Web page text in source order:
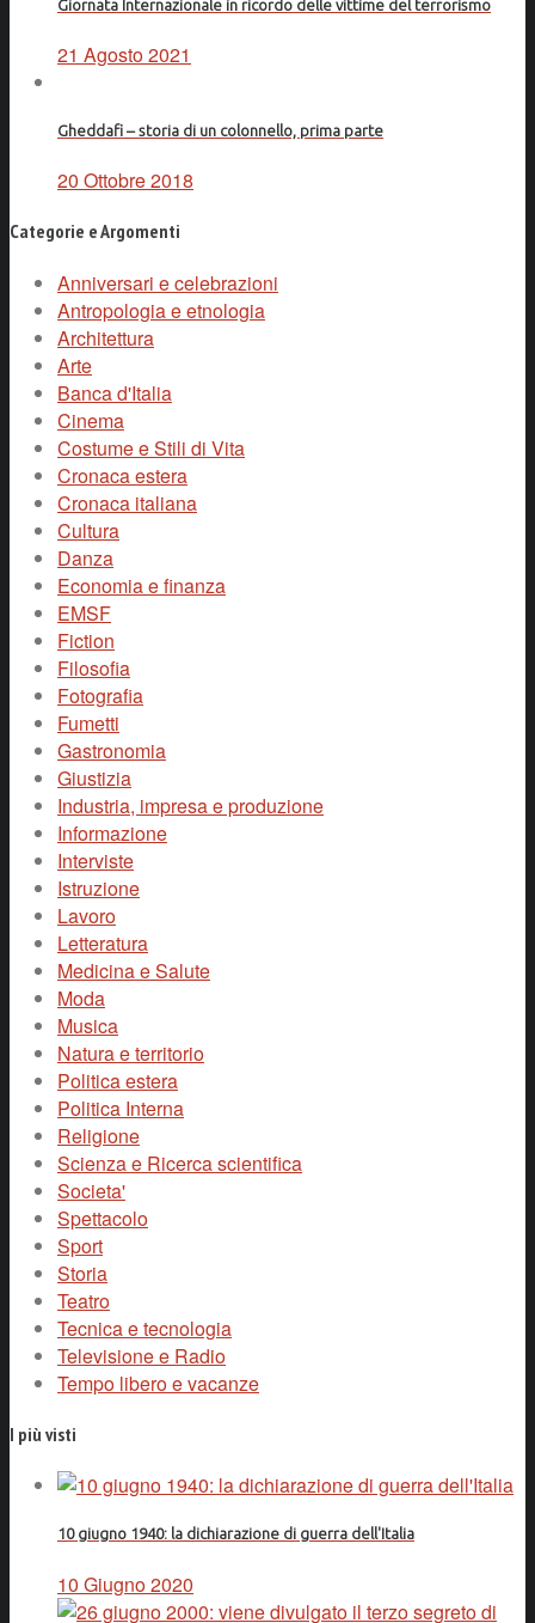
Giornata Internazionale in ricordo delle vittime del terrorismo
21 Agosto 2021
Gheddafi – storia di un colonnello, prima parte
20 Ottobre 2018
Categorie e Argomenti
Anniversari e celebrazioni
Antropologia e etnologia
Architettura
Arte
Banca d'Italia
Cinema
Costume e Stili di Vita
Cronaca estera
Cronaca italiana
Cultura
Danza
Economia e finanza
EMSF
Fiction
Filosofia
Fotografia
Fumetti
Gastronomia
Giustizia
Industria, impresa e produzione
Informazione
Interviste
Istruzione
Lavoro
Letteratura
Medicina e Salute
Moda
Musica
Natura e territorio
Politica estera
Politica Interna
Religione
Scienza e Ricerca scientifica
Societa'
Spettacolo
Sport
Storia
Teatro
Tecnica e tecnologia
Televisione e Radio
Tempo libero e vacanze
I più visti
10 giugno 1940: la dichiarazione di guerra dell'Italia
10 Giugno 2020